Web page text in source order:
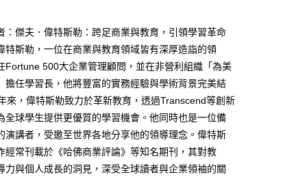
：傑夫．偉特斯勒：跨足商業與教育，引領學習革命
特斯勒，一位在商業與教育領域皆有深厚造詣的領
Fortune 500大企業管理顧問，並在非營利組織「為美
擔任學習長，他將豐富的實務經驗與學術背景完美結
來，偉特斯勒致力於革新教育，透過Transcend等創新
全球學生提供更優質的學習機會。他同時也是一位備
演講者，受邀至世界各地分享他的領導理念。偉特斯
經常刊載於《哈佛商業評論》等知名期刊，其對教
力與個人成長的洞見，深受全球讀者與企業領袖的關